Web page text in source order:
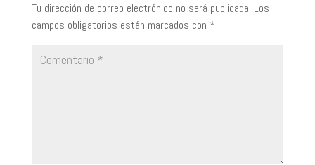
Tu dirección de correo electrónico no será publicada. Los
campos obligatorios están marcados con *